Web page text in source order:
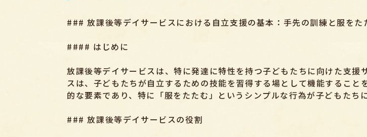
### 放課後等デイサービスにおける自立支援の基本：手先の訓練と服をた
#### はじめに
放課後等デイサービスは、特に発達に特性を持つ子どもたちに向けた支
スは、子どもたちが自立するための技能を習得する場として機能するこ
的な要素であり、特に「服をたたむ」というシンプルな行為が子どもたち
### 放課後等デイサービスの役割